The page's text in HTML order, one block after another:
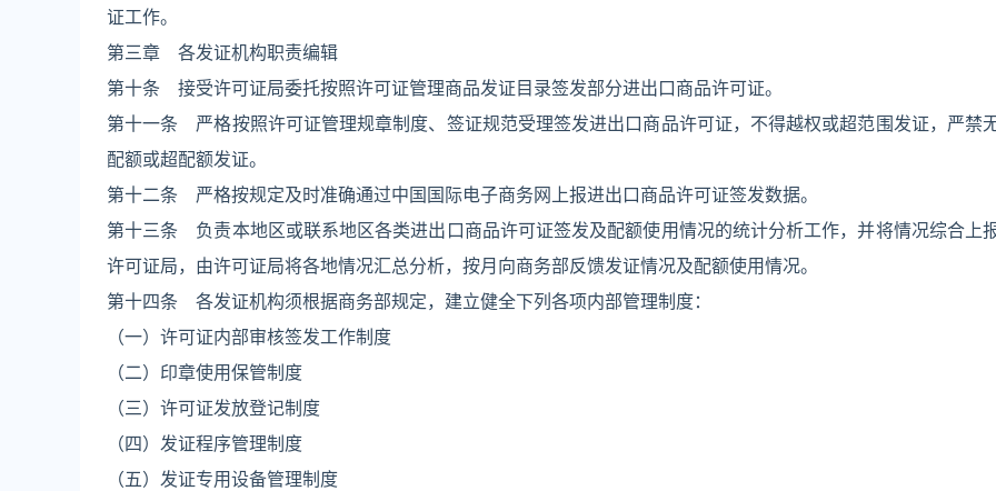
证工作。
第三章 各发证机构职责编辑
第十条 接受许可证局委托按照许可证管理商品发证目录签发部分进出口商品许可证。
第十一条 严格按照许可证管理规章制度、签证规范受理签发进出口商品许可证，不得越权或超范围发证，严禁
配额或超配额发证。
第十二条 严格按规定及时准确通过中国国际电子商务网上报进出口商品许可证签发数据。
第十三条 负责本地区或联系地区各类进出口商品许可证签发及配额使用情况的统计分析工作，并将情况综合上
许可证局，由许可证局将各地情况汇总分析，按月向商务部反馈发证情况及配额使用情况。
第十四条 各发证机构须根据商务部规定，建立健全下列各项内部管理制度：
（一）许可证内部审核签发工作制度
（二）印章使用保管制度
（三）许可证发放登记制度
（四）发证程序管理制度
（五）发证专用设备管理制度